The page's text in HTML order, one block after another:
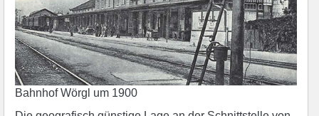
Bahnhof Wörgl um 1900